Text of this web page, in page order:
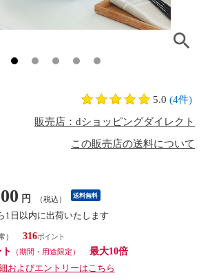
5.0 (4件)
販売店：dショッピングダイレクト
この販売店の送料について
円 （税込） 送料無料
1日以内に出荷いたします
）
316
（期間・用途限定）
最大10倍
およびエントリーはこちら